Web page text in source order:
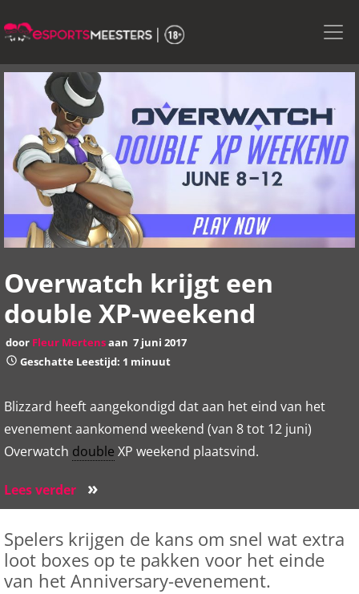
to
content
Overwatch krijgt een
double XP-weekend
door Fleur Mertensaan 7 juni 2017
Geschatte Leestijd: 1 minuut
Blizzard heeft aangekondigd dat aan het eind van het
evenement aankomend weekend (van 8 tot 12 juni)
Overwatch double XP weekend plaatsvind.
Lees verder »
Spelers krijgen de kans om snel wat extra
loot boxes op te pakken voor het einde
van het Anniversary-evenement.